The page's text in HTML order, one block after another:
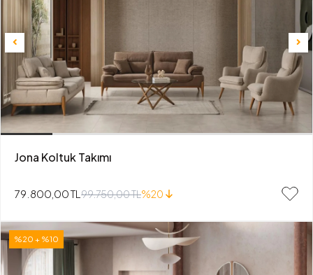
Jona Koltuk Takımı
79.800,00 TL 99.750,00 TL%20
%20 + %10